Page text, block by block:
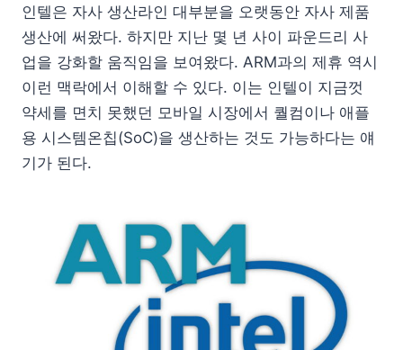
인텔은 자사 생산라인 대부분을 오랫동안 자사 제품
생산에 써왔다. 하지만 지난 몇 년 사이 파운드리 사
업을 강화할 움직임을 보여왔다. ARM과의 제휴 역시
이런 맥락에서 이해할 수 있다. 이는 인텔이 지금껏
약세를 면치 못했던 모바일 시장에서 퀄컴이나 애플
용 시스템온칩(SoC)을 생산하는 것도 가능하다는 얘
기가 된다.